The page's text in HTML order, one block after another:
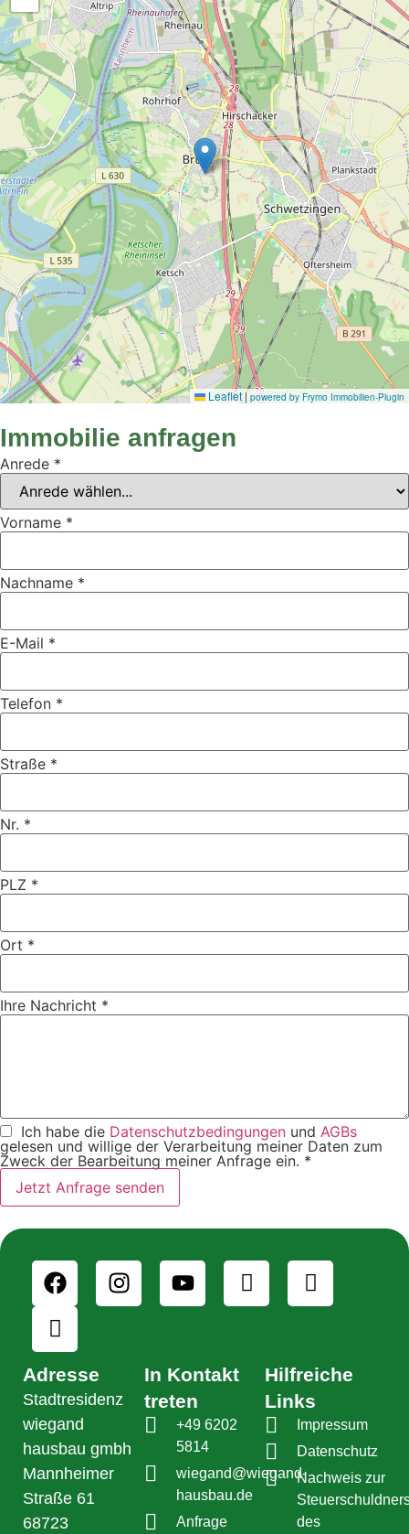
Leaflet | powered by Frymo Immobilien-Plugin
Immobilie anfragen
Anrede *
Vorname *
Nachname *
E-Mail *
Telefon *
Straße *
Nr. *
PLZ *
Ort *
Ihre Nachricht *
Ich habe die Datenschutzbedingungen und AGBs
gelesen und willige der Verarbeitung meiner Daten zum
Zweck der Bearbeitung meiner Anfrage ein. *
Jetzt Anfrage senden
Adresse
Stadtresidenz
wiegand
hausbau gmbh
Mannheimer
Straße 61
68723
In Kontakt
treten
+49 6202
5814
wiegand@wiegand-
hausbau.de
Anfrage
Hilfreiche
Links
Impressum
Datenschutz
Nachweis zur
des